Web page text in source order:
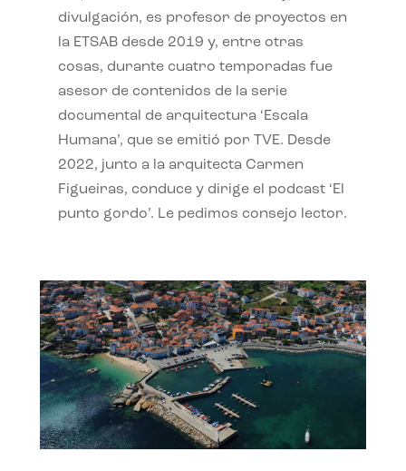
divulgación, es profesor de proyectos en
la ETSAB desde 2019 y, entre otras
cosas, durante cuatro temporadas fue
asesor de contenidos de la serie
documental de arquitectura ‘Escala
Humana’, que se emitió por TVE. Desde
2022, junto a la arquitecta Carmen
Figueiras, conduce y dirige el podcast ‘El
punto gordo’. Le pedimos consejo lector.